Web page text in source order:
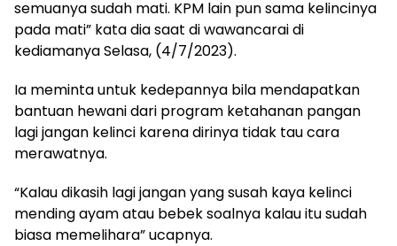
semuanya sudah mati. KPM lain pun sama kelincinya
pada mati” kata dia saat di wawancarai di
kediamanya Selasa, (4/7/2023).
Ia meminta untuk kedepannya bila mendapatkan
bantuan hewani dari program ketahanan pangan
lagi jangan kelinci karena dirinya tidak tau cara
merawatnya.
“Kalau dikasih lagi jangan yang susah kaya kelinci
mending ayam atau bebek soalnya kalau itu sudah
biasa memelihara” ucapnya.